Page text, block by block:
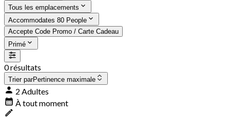
Tous les emplacements
Accommodates 80 People
Accepte Code Promo / Carte Cadeau
Primé
0 résultats
Trier parPertinence maximale
2 Adultes
À tout moment